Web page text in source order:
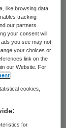
een stuk
een
dat
en
te
van
like browsing data
tracking
our partners
your consent will
you see may not
your choices or
link on the
our Website. For
cookies,
for